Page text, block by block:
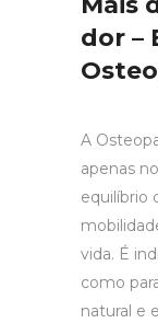
dor –
A
apenas
equilíbrio
vida. É
como
natural e